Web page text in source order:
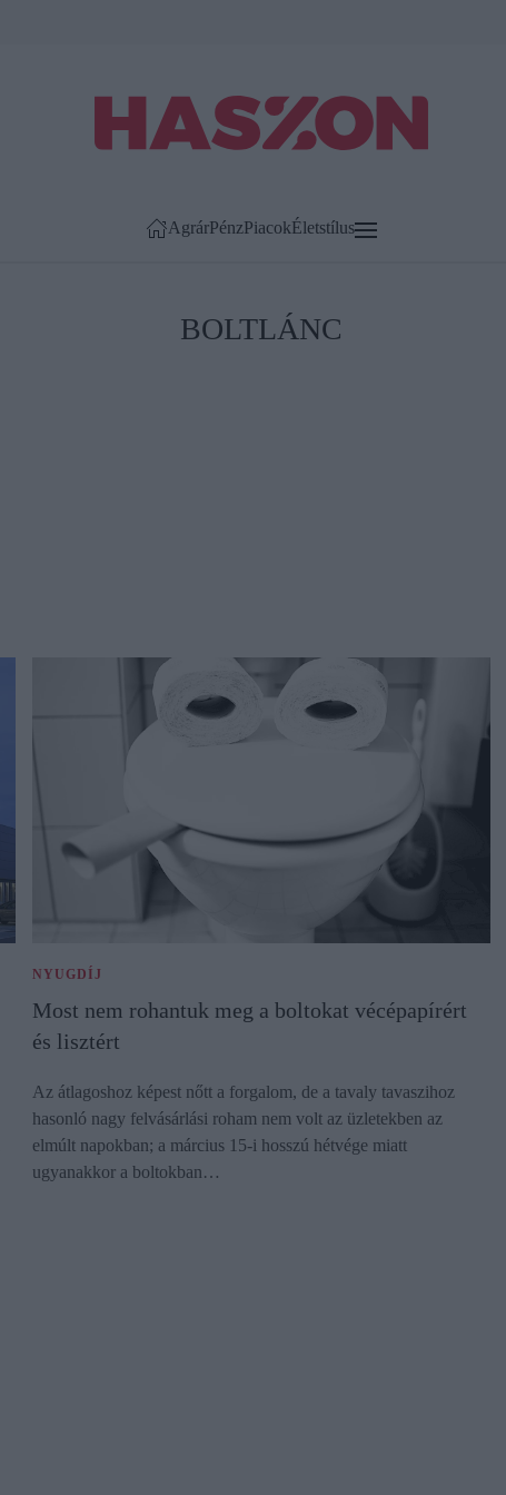
AgrárPénzPiacokÉletstílus
BOLTLÁNC
NYUGDÍJ
Most nem rohantuk meg a boltokat vécépapírért
és lisztért
Az átlagoshoz képest nőtt a forgalom, de a tavaly tavaszihoz
hasonló nagy felvásárlási roham nem volt az üzletekben az
elmúlt napokban; a március 15-i hosszú hétvége miatt
ugyanakkor a boltokban…